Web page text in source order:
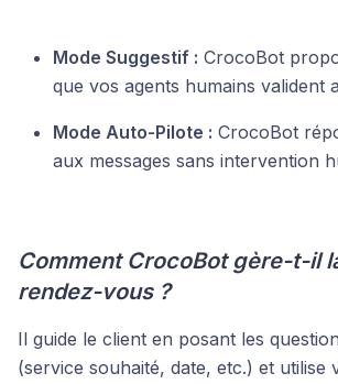
Mode Suggestif : CrocoBot
que vos agents humains valident
Mode Auto-Pilote : CrocoBot
aux messages sans intervention
Comment CrocoBot gère-t-il
rendez-vous ?
Il guide le client en posant les
(service souhaité, date, etc.) et utilise